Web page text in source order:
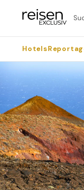
Hotels